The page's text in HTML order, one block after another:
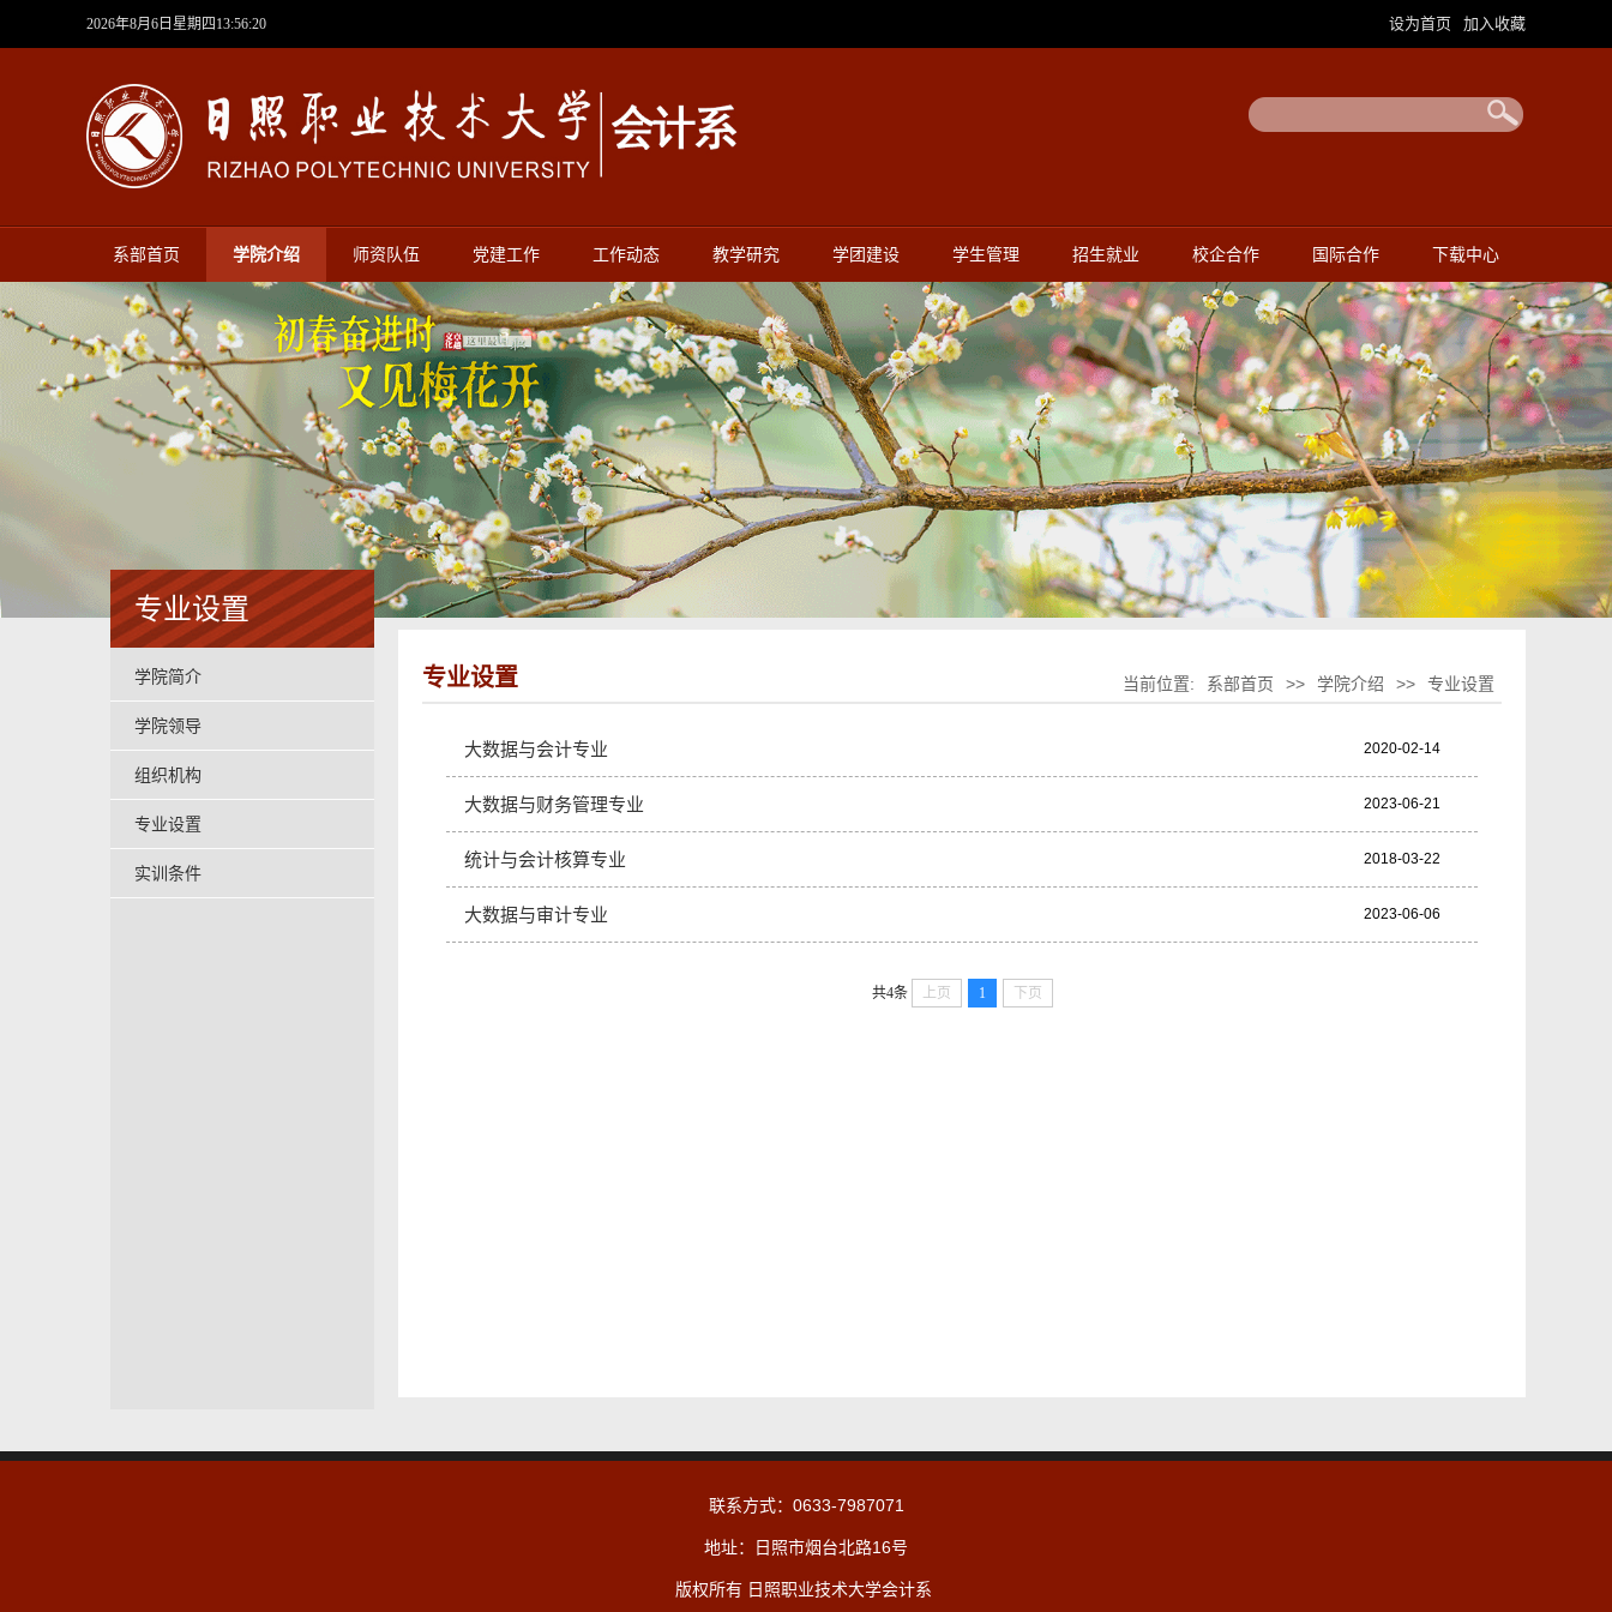
2026年8月6日星期四13:56:21 设为首页 加入收藏
系部首页 学院介绍 师资队伍 党建工作 工作动态 教学研究 学团建设 学生管理 招生就业 校企合作 国际合作 下载中心
专业设置
学院简介
学院领导
组织机构
专业设置
实训条件
专业设置 当前位置: 系部首页 >> 学院介绍 >> 专业设置
大数据与会计专业 2020-02-14
大数据与财务管理专业 2023-06-21
统计与会计核算专业 2018-03-22
大数据与审计专业 2023-06-06
共4条 上页 1 下页
联系方式：0633-7987071
地址：日照市烟台北路16号
版权所有 日照职业技术大学会计系